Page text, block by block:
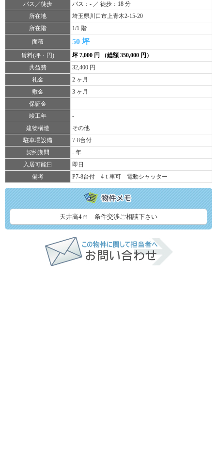
バス／徒歩
バス：- ／ 徒歩：18 分
所在地
埼玉県川口市上青木2-15-20
所在階
1/1 階
面積
50 坪
賃料(坪・円)
坪 7,000 円 （総額 350,000 円）
共益費
32,400 円
礼金
2 ヶ月
敷金
3 ヶ月
保証金
竣工年
-
建物構造
その他
駐車場設備
7-8台付
契約期間
- 年
入居可能日
即日
備考
P7-8台付 4ｔ車可 電動シャッター
天井高4ｍ 条件交渉ご相談下さい